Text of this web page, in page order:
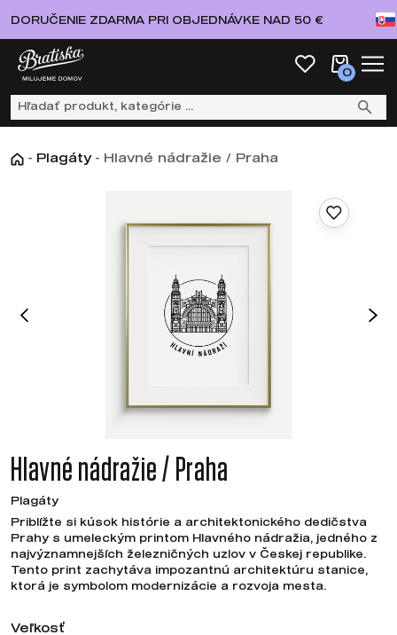
DORUČENIE ZDARMA PRI OBJEDNÁVKE NAD 50 €
0
- Plagáty - Hlavné nádražie / Praha
Hlavné nádražie / Praha
Plagáty
Priblížte si kúsok histórie a architektonického dedičstva
Prahy s umeleckým printom Hlavného nádražia, jedného z
najvýznamnejších železničných uzlov v Českej republike.
Tento print zachytáva impozantnú architektúru stanice,
ktorá je symbolom modernizácie a rozvoja mesta.
Veľkosť